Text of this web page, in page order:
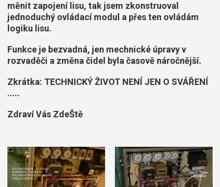
měnit zapojení lisu, tak jsem zkonstruoval
jednoduchý ovládací modul a přes ten ovládám
logiku lisu.
Funkce je bezvadná, jen mechnické úpravy v
rozvaděči a změna čidel byla časově náročnější.
Zkrátka: TECHNICKÝ ŽIVOT NENÍ JEN O SVÁŘENÍ
.....
Zdraví Vás ZdeŠtě